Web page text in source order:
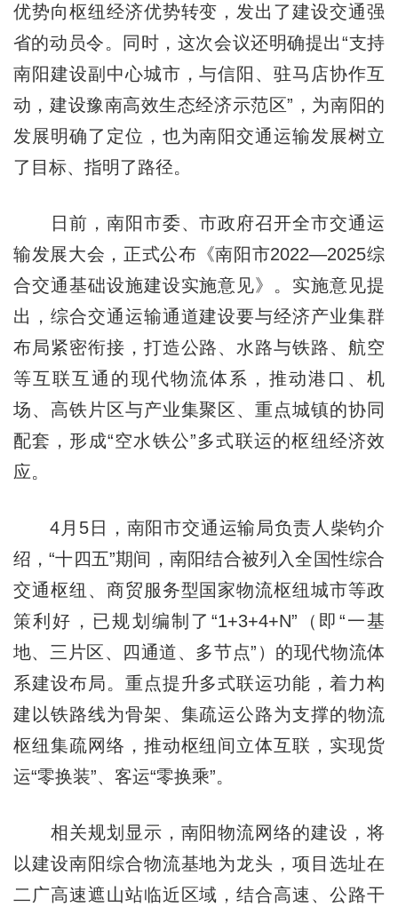
优势向枢纽经济优势转变，发出了建设交通强
省的动员令。同时，这次会议还明确提出“支持
南阳建设副中心城市，与信阳、驻马店协作互
动，建设豫南高效生态经济示范区”，为南阳的
发展明确了定位，也为南阳交通运输发展树立
了目标、指明了路径。
日前，南阳市委、市政府召开全市交通运
输发展大会，正式公布《南阳市2022—2025综
合交通基础设施建设实施意见》。实施意见提
出，综合交通运输通道建设要与经济产业集群
布局紧密衔接，打造公路、水路与铁路、航空
等互联互通的现代物流体系，推动港口、机
场、高铁片区与产业集聚区、重点城镇的协同
配套，形成“空水铁公”多式联运的枢纽经济效
应。
4月5日，南阳市交通运输局负责人柴钧介
绍，“十四五”期间，南阳结合被列入全国性综合
交通枢纽、商贸服务型国家物流枢纽城市等政
策利好，已规划编制了“1+3+4+N”（即“一基
地、三片区、四通道、多节点”）的现代物流体
系建设布局。重点提升多式联运功能，着力构
建以铁路线为骨架、集疏运公路为支撑的物流
枢纽集疏网络，推动枢纽间立体互联，实现货
运“零换装”、客运“零换乘”。
相关规划显示，南阳物流网络的建设，将
以建设南阳综合物流基地为龙头，项目选址在
二广高速遮山站临近区域，结合高速、公路干